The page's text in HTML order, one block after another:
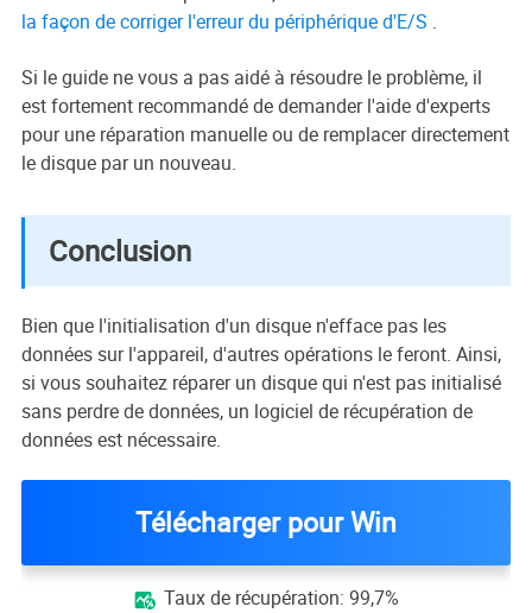
la façon de corriger l'erreur du périphérique d'E/S .
Si le guide ne vous a pas aidé à résoudre le problème, il
est fortement recommandé de demander l'aide d'experts
pour une réparation manuelle ou de remplacer directement
le disque par un nouveau.
Conclusion
Bien que l'initialisation d'un disque n'efface pas les
données sur l'appareil, d'autres opérations le feront. Ainsi,
si vous souhaitez réparer un disque qui n'est pas initialisé
sans perdre de données, un logiciel de récupération de
données est nécessaire.
Télécharger pour Win
 Taux de récupération: 99,7%